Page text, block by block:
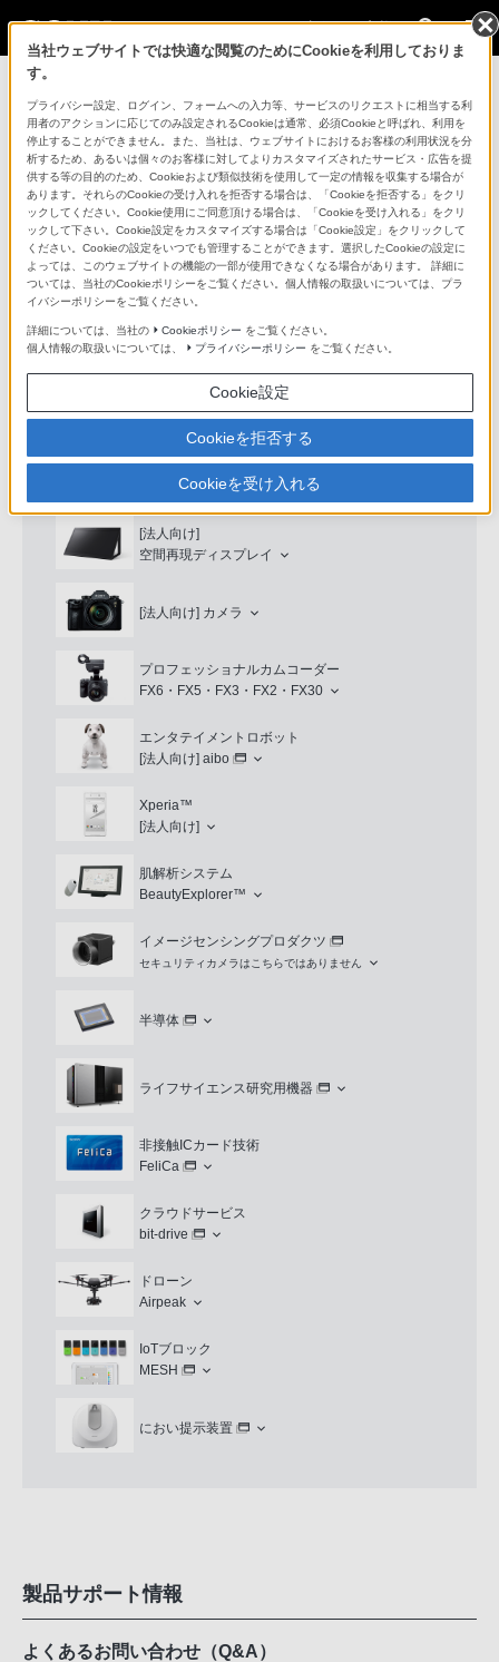
法人のお客様
コンスーマー製品に関するお問い合わせ
製品に関する重要なお知らせ
プロフェッショナル／業務用製品に関
するサポート・お問い合わせ
専用窓口のある業務用商品に関するお問い合わせ
以下の製品・サービスは専用窓口がございます。対象の
アイコンをクリックしてリンク先の窓口よりお問い合わ
業務用ディスプレイ・テレビ
[法人向け]ブラビア
[法人向け]
空間再現ディスプレイ
[法人向け] カメラ
プロフェッショナルカムコーダー
FX6・FX5・FX3・FX2・FX30
エンタテイメントロボット
[法人向け] aibo
Xperia™
[法人向け]
肌解析システム
BeautyExplorer™
イメージセンシングプロダクツ
セキュリティカメラはこちらではありません
半導体
ライフサイエンス研究用機器
非接触ICカード技術
FeliCa
クラウドサービス
bit-drive
ドローン
Airpeak
IoTブロック
MESH
におい提示装置
製品サポート情報
よくあるお問い合わせ（Q&A）
当社ウェブサイトでは快適な閲覧のためにCookieを利用しておりま
す。
プライバシー設定、ログイン、フォームへの入力等、サービスのリクエストに相当する利
用者のアクションに応じてのみ設定されるCookieは通常、必須Cookieと呼ばれ、利用を
停止することができません。また、当社は、ウェブサイトにおけるお客様の利用状況を分
析するため、あるいは個々のお客様に対してよりカスタマイズされたサービス・広告を提
供する等の目的のため、Cookieおよび類似技術を使用して一定の情報を収集する場合が
あります。それらのCookieの受け入れを拒否する場合は、「Cookieを拒否する」をクリ
ックしてください。Cookie使用にご同意頂ける場合は、「Cookieを受け入れる」をクリ
ックして下さい。Cookie設定をカスタマイズする場合は「Cookie設定」をクリックして
ください。Cookieの設定をいつでも管理することができます。選択したCookieの設定に
よっては、このウェブサイトの機能の一部が使用できなくなる場合があります。 詳細に
ついては、当社のCookieポリシーをご覧ください。個人情報の取扱いについては、プラ
イバシーポリシーをご覧ください。
詳細については、当社の Cookieポリシー をご覧ください。
個人情報の取扱いについては、
プライバシーポリシー をご覧ください。
Cookie設定
Cookieを拒否する
Cookieを受け入れる